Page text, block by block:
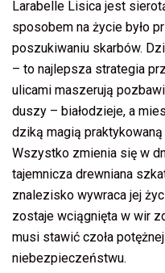
Larabelle Lisica jest
sposobem na życie było
poszukiwaniu skarbów.
– to najlepsza strategia
ulicami maszerują
duszy – białodzieje, a
dziką magią
Wszystko zmienia się w
tajemnicza drewniana
znalezisko wywraca jej
zostaje wciągnięta w wir
musi stawić czoła
niebezpieczeństwu.